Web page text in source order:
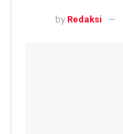
by Redaksi